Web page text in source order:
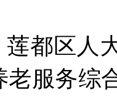
莲都区人
老服务综